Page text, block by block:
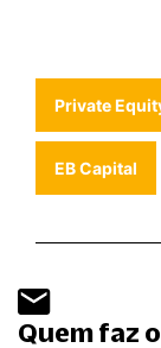
Private
EB Capital
Quem faz